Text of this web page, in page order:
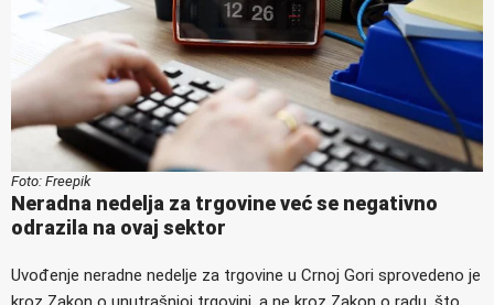
Foto: Freepik
Neradna nedelja za trgovine već se negativno
odrazila na ovaj sektor
Uvođenje neradne nedelje za trgovine u Crnoj Gori sprovedeno je